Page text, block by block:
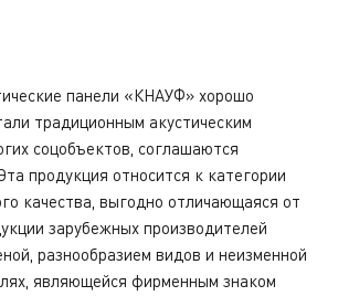
панели «КНАУФ» хорошо
традиционным акустическим
соцобъектов, соглашаются
продукция относится к категории
качества, выгодно отличающаяся от
зарубежных производителей
разнообразием видов и неизменной
являющейся фирменным знаком